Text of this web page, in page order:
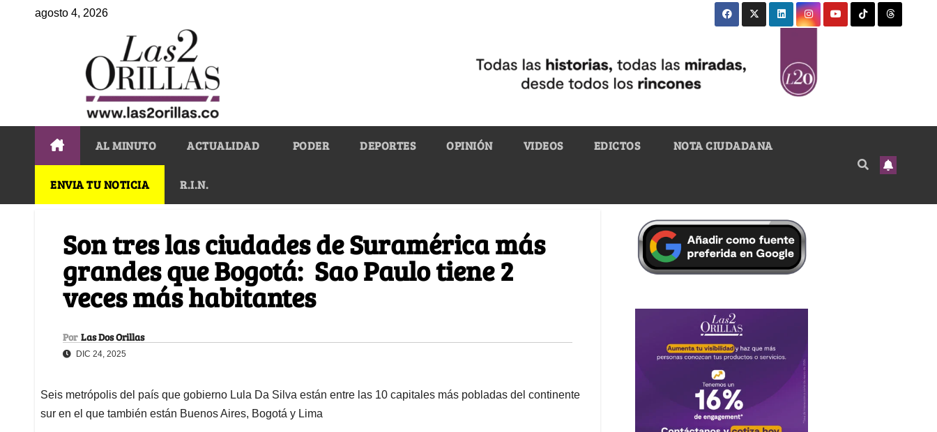
agosto 4, 2026
AL MINUTO ACTUALIDAD PODER DEPORTES OPINIÓN VIDEOS EDICTOS NOTA CIUDADANA
ENVIA TU NOTICIA R.I.N.
Son tres las ciudades de Suramérica más
grandes que Bogotá: Sao Paulo tiene 2
veces más habitantes
Por Las Dos Orillas
DIC 24, 2025
Seis metrópolis del país que gobierno Lula Da Silva están entre las 10 capitales más pobladas del continente
sur en el que también están Buenos Aires, Bogotá y Lima